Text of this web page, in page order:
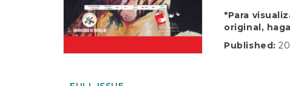
*Para
original,
Published: